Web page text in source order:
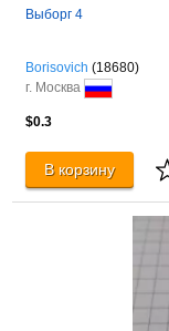
Выборг 4
Borisovich (18680)
г. Москва
$0.3
В корзину